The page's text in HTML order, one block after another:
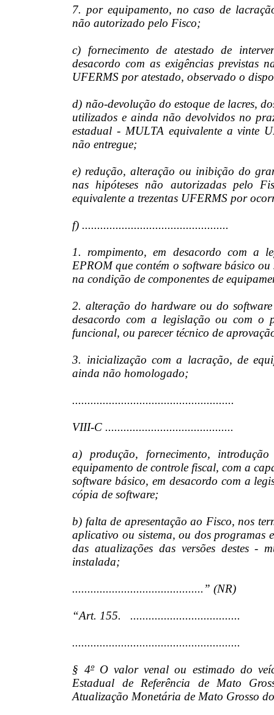
7. por equipamento, no caso de
não autorizado pelo Fisco;
c) fornecimento de atestado de
desacordo com as exigências previstas
UFERMS por atestado, observado o
d) não-devolução do estoque de lacres,
utilizados e ainda não devolvidos no
estadual - MULTA equivalente a vinte
não entregue;
e) redução, alteração ou inibição do
nas hipóteses não autorizadas pelo
equivalente a trezentas UFERMS por
f) ................................................
1. rompimento, em desacordo com a
EPROM que contém o software básico
na condição de componentes de
2. alteração do hardware ou do
desacordo com a legislação ou com o
funcional, ou parecer técnico de
3. inicialização com a lacração, de
ainda não homologado;
.....................................................
VIII-C ..........................................
a) produção, fornecimento,
equipamento de controle fiscal, com a
software básico, em desacordo com a
cópia de software;
b) falta de apresentação ao Fisco, nos
aplicativo ou sistema, ou dos programas
das atualizações das versões destes -
instalada;
...........................................” (NR)
“Art. 155. ....................................
.......................................................
§ 4ºO valor venal ou estimado do
Estadual de Referência de Mato
Atualização Monetária de Mato Grosso